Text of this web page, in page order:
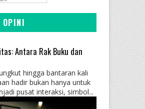
OPINI
Antara Rak Buku dan
hingga bantaran kali
hadir bukan hanya untuk
pusat interaksi, simbol...